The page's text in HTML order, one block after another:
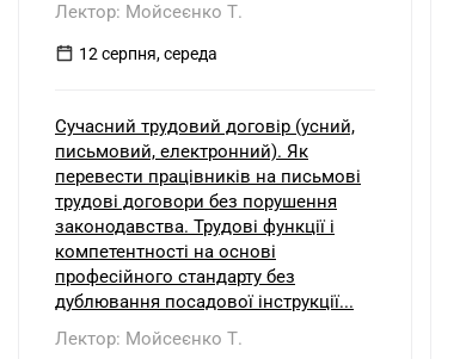
Лектор: Мойсеєнко Т.
12 серпня, середа
Сучасний трудовий договір (усний,
письмовий, електронний). Як
перевести працівників на письмові
трудові договори без порушення
законодавства. Трудові функції і
компетентності на основі
професійного стандарту без
дублювання посадової інструкції...
Лектор: Мойсеєнко Т.